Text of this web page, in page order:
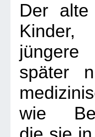
Der
später
wie